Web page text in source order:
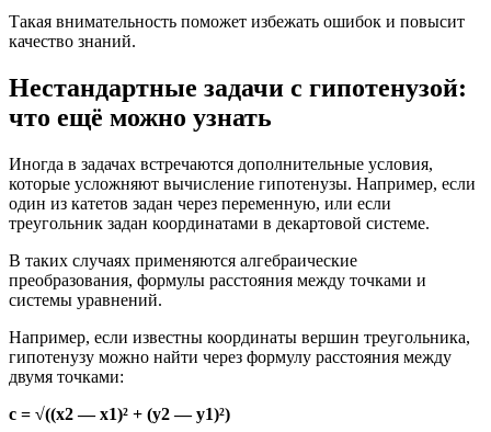
Такая внимательность поможет избежать ошибок и повысит
качество знаний.
Нестандартные задачи с гипотенузой:
что ещё можно узнать
Иногда в задачах встречаются дополнительные условия,
которые усложняют вычисление гипотенузы. Например, если
один из катетов задан через переменную, или если
треугольник задан координатами в декартовой системе.
В таких случаях применяются алгебраические
преобразования, формулы расстояния между точками и
системы уравнений.
Например, если известны координаты вершин треугольника,
гипотенузу можно найти через формулу расстояния между
двумя точками:
c = √((x2 — x1)² + (y2 — y1)²)